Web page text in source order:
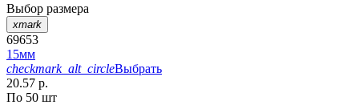
Выбор размера
xmark
69653
15мм
checkmark_alt_circleВыбрать
20.57 р.
По 50 шт